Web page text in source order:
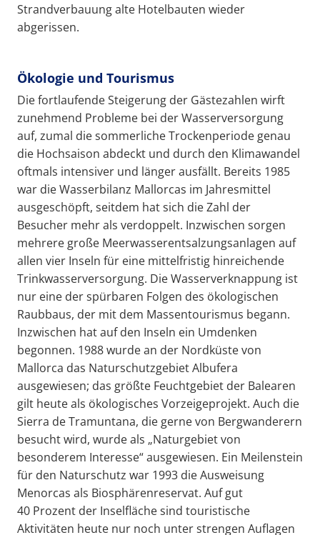
Strandverbauung alte Hotelbauten wieder
abgerissen.
Ökologie und Tourismus
Die fortlaufende Steigerung der Gästezahlen wirft
zunehmend Probleme bei der Wasserversorgung
auf, zumal die sommerliche Trockenperiode genau
die Hochsaison abdeckt und durch den Klimawandel
oftmals intensiver und länger ausfällt. Bereits 1985
war die Wasserbilanz Mallorcas im Jahresmittel
ausgeschöpft, seitdem hat sich die Zahl der
Besucher mehr als verdoppelt. Inzwischen sorgen
mehrere große Meerwasserentsalzungsanlagen auf
allen vier Inseln für eine mittelfristig hinreichende
Trinkwasserversorgung. Die Wasserverknappung ist
nur eine der spürbaren Folgen des ökologischen
Raubbaus, der mit dem Massentourismus begann.
Inzwischen hat auf den Inseln ein Umdenken
begonnen. 1988 wurde an der Nordküste von
Mallorca das Naturschutzgebiet Albufera
ausgewiesen; das größte Feuchtgebiet der Balearen
gilt heute als ökologisches Vorzeigeprojekt. Auch die
Sierra de Tramuntana, die gerne von Bergwanderern
besucht wird, wurde als „Naturgebiet von
besonderem Interesse“ ausgewiesen. Ein Meilenstein
für den Naturschutz war 1993 die Ausweisung
Menorcas als Biosphärenreservat. Auf gut
40 Prozent der Inselfläche sind touristische
Aktivitäten heute nur noch unter strengen Auflagen